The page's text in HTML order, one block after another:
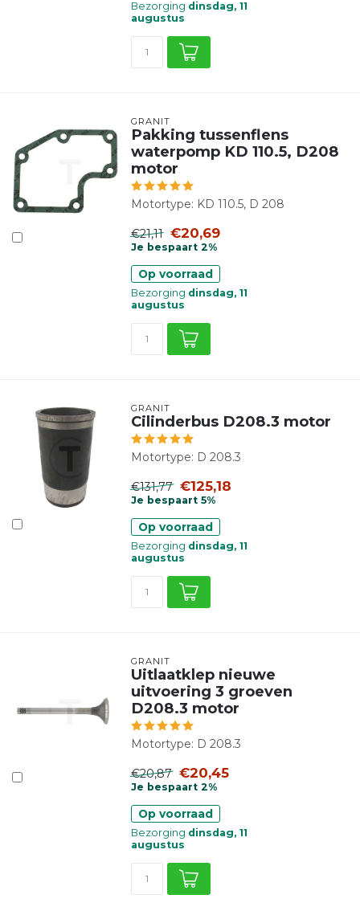
Bezorging dinsdag, 11
augustus
GRANIT
Pakking tussenflens
waterpomp KD 110.5, D208
motor
Motortype: KD 110.5, D 208
€21,11 €20,69
Je bespaart 2%
Op voorraad
Bezorging dinsdag, 11
augustus
GRANIT
Cilinderbus D208.3 motor
Motortype: D 208.3
€131,77 €125,18
Je bespaart 5%
Op voorraad
Bezorging dinsdag, 11
augustus
GRANIT
Uitlaatklep nieuwe
uitvoering 3 groeven
D208.3 motor
Motortype: D 208.3
€20,87 €20,45
Je bespaart 2%
Op voorraad
Bezorging dinsdag, 11
augustus